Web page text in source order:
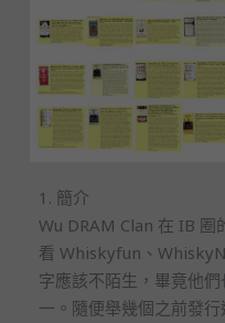
1. 簡介
Wu DRAM Clan 在 IB 圈
看 Whiskyfun、
字應該不陌生，畢竟他
一。隨便舉幾個之前發